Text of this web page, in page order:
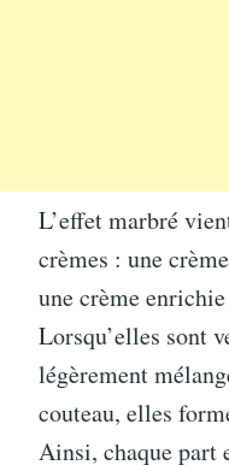
L’effet marbré
crèmes : une
une crème
Lorsqu’elles sont
légèrement
couteau, elles
Ainsi, chaque part